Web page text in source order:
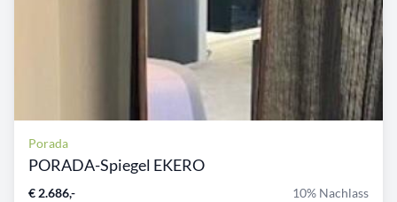
Porada
PORADA-Spiegel EKERO
€ 2.686,- 10% Nachlass